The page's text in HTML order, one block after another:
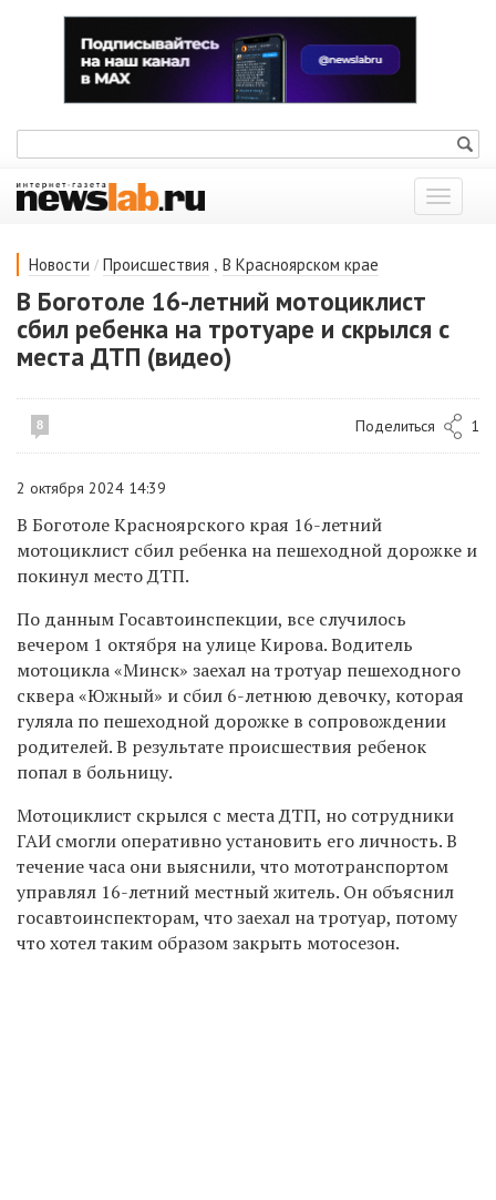
Показать
меню
Новости / Происшествия , В Красноярском крае
В Боготоле 16-летний мотоциклист
сбил ребенка на тротуаре и скрылся с
места ДТП (видео)
8 Поделиться 1
2 октября 2024 14:39
В Боготоле Красноярского края 16-летний
мотоциклист сбил ребенка на пешеходной дорожке и
покинул место ДТП.
По данным Госавтоинспекции, все случилось
вечером 1 октября на улице Кирова. Водитель
мотоцикла «Минск» заехал на тротуар пешеходного
сквера «Южный» и сбил 6-летнюю девочку, которая
гуляла по пешеходной дорожке в сопровождении
родителей. В результате происшествия ребенок
попал в больницу.
Мотоциклист скрылся с места ДТП, но сотрудники
ГАИ смогли оперативно установить его личность. В
течение часа они выяснили, что мототранспортом
управлял 16-летний местный житель. Он объяснил
госавтоинспекторам, что заехал на тротуар, потому
что хотел таким образом закрыть мотосезон.